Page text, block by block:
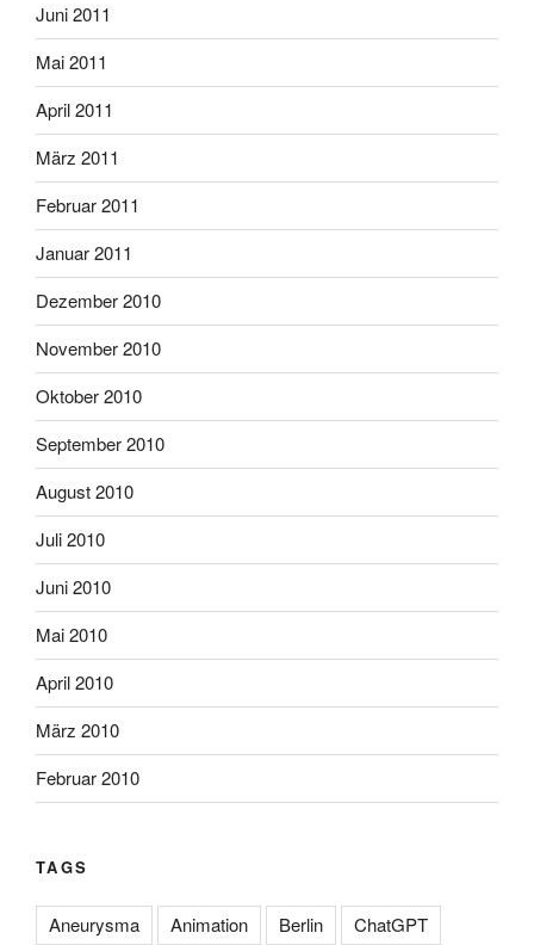
Juni 2011
Mai 2011
April 2011
März 2011
Februar 2011
Januar 2011
Dezember 2010
November 2010
Oktober 2010
September 2010
August 2010
Juli 2010
Juni 2010
Mai 2010
April 2010
März 2010
Februar 2010
TAGS
Aneurysma Animation Berlin
ChatGPT